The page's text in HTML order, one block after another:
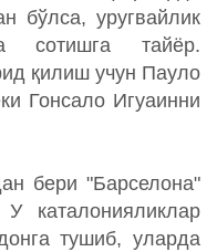
бўлса, уругвайлик
сотишга тайёр.
қилиш учун Пауло
Гонсало Игуаинни
бери "Барселона"
каталонияликлар
тушиб, уларда